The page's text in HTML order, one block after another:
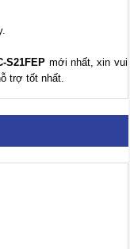
S21FEP mới nhất, xin vui
trợ tốt nhất.